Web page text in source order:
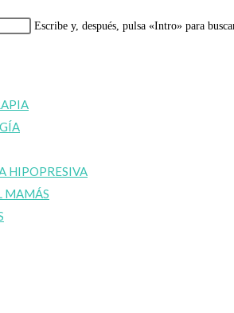
Escribe y, después, pulsa «Intro» para
HIPOPRESIVA
MAMÁS